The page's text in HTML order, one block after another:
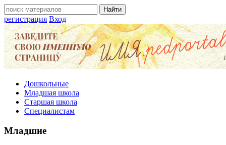
регистрация Вход
Дошкольные
Младшая школа
Старшая школа
Специалистам
Младшие